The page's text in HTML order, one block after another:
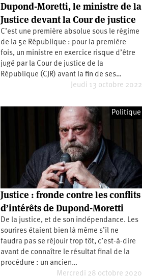
Dupond-Moretti, le ministre de la
Justice devant la Cour de justice
C’est une première absolue sous le régime
de la 5e République : pour la première
fois, un ministre en exercice risque d’être
jugé par la Cour de justice de la
République (CJR) avant la fin de ses…
Jeudi 13 octobre 2022
Politique
Justice : fronde contre les conflits
d’intérêts de Dupond-Moretti
De la justice, et de son indépendance. Les
sourires étaient bien là même s’il ne
faudra pas se réjouir trop tôt, c’est-à-dire
avant de connaître le résultat final de la
procédure : un ancien…
Mercredi 28 octobre 2020